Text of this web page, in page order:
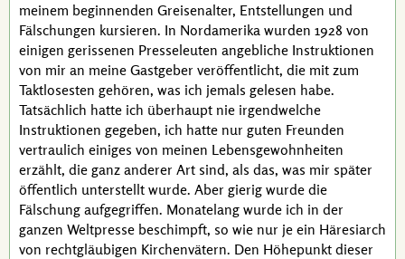
meinem beginnenden Greisenalter, Entstellungen und
Fälschungen kursieren. In Nordamerika wurden 1928 von
einigen gerissenen Presseleuten angebliche Instruktionen
von mir an meine Gastgeber veröffentlicht, die mit zum
Taktlosesten gehören, was ich jemals gelesen habe.
Tatsächlich hatte ich überhaupt nie irgendwelche
Instruktionen gegeben, ich hatte nur guten Freunden
vertraulich einiges von meinen Lebensgewohnheiten
erzählt, die ganz anderer Art sind, als das, was mir später
öffentlich unterstellt wurde. Aber gierig wurde die
Fälschung aufgegriffen. Monatelang wurde ich in der
ganzen Weltpresse beschimpft, so wie nur je ein Häresiarch
von rechtgläubigen Kirchenvätern. Den Höhepunkt dieser